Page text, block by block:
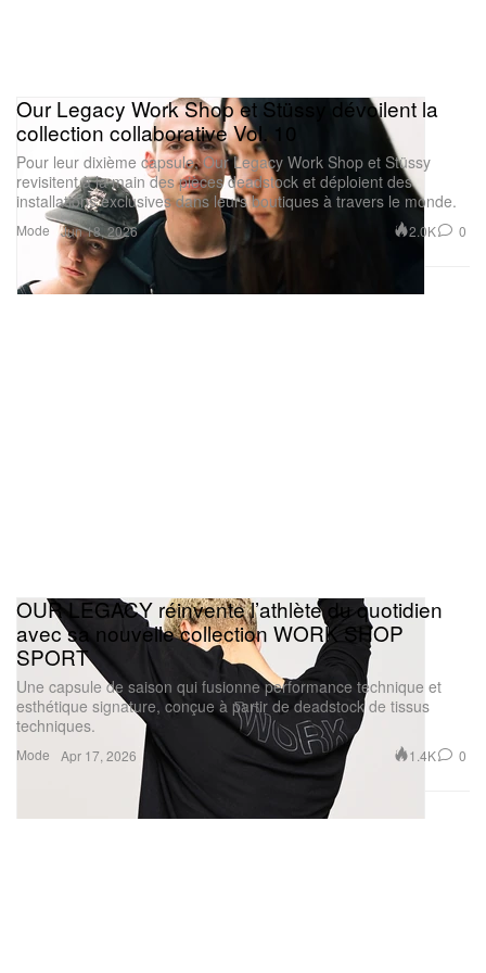
Voir cette publication sur Instagram
Mode
Our Legacy Work Shop et Stüssy dévoilent la
collection collaborative Vol. 10
Pour leur dixième capsule, Our Legacy Work Shop et Stüssy
revisitent à la main des pièces deadstock et déploient des
installations exclusives dans leurs boutiques à travers le monde.
Jun 18, 2026 2.0K 0
Mode
OUR LEGACY réinvente l’athlète du quotidien
avec sa nouvelle collection WORK SHOP
SPORT
Une capsule de saison qui fusionne performance technique et
esthétique signature, conçue à partir de deadstock de tissus
techniques.
Apr 17, 2026 1.4K 0